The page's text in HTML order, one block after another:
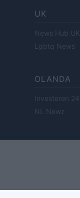
UK
News Hub UK
Lgbtq News
OLANDA
Investeren 24
NL Newz